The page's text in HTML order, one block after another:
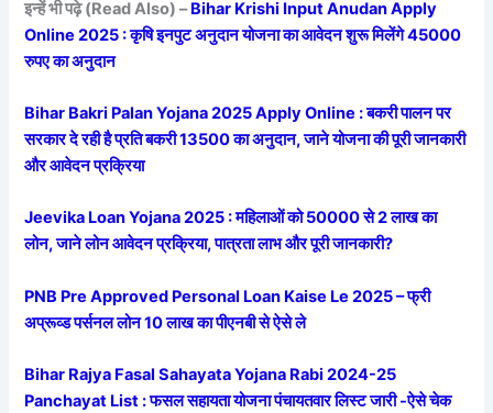
इन्हें भी पढ़े (Read Also) –Bihar Krishi Input Anudan Apply
Online 2025 : कृषि इनपुट अनुदान योजना का आवेदन शुरू मिलेंगे 45000
रुपए का अनुदान
Bihar Bakri Palan Yojana 2025 Apply Online : बकरी पालन पर
सरकार दे रही है प्रति बकरी 13500 का अनुदान, जाने योजना की पूरी जानकारी
और आवेदन प्रक्रिया
Jeevika Loan Yojana 2025 : महिलाओं को 50000 से 2 लाख का
लोन, जाने लोन आवेदन प्रक्रिया, पात्रता लाभ और पूरी जानकारी?
PNB Pre Approved Personal Loan Kaise Le 2025 – फ्री
अप्रूव्ड पर्सनल लोन 10 लाख का पीएनबी से ऐसे ले
Bihar Rajya Fasal Sahayata Yojana Rabi 2024-25
Panchayat List : फसल सहायता योजना पंचायतवार लिस्ट जारी -ऐसे चेक